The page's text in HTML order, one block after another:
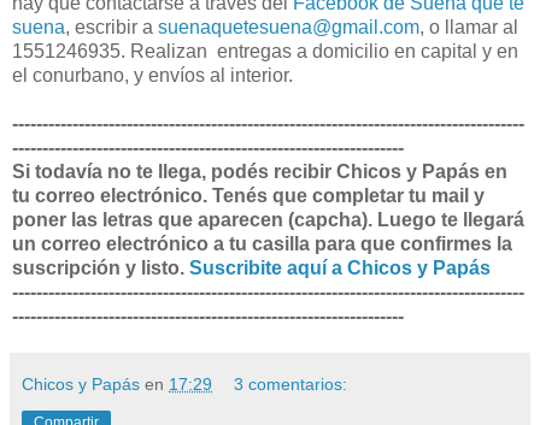
suena, escribir a suenaquetesuena@gmail.com, o llamar al
1551246935. Realizan entregas a domicilio en capital y en
el conurbano, y envíos al interior.
-------------------------------------------------------------------------------------
-----------------------------------------------------------------
Si todavía no te llega, podés recibir Chicos y Papás en
tu correo electrónico. Tenés que completar tu mail y
poner las letras que aparecen (capcha). Luego te llegará
un correo electrónico a tu casilla para que confirmes la
suscripción y listo. Suscribite aquí a Chicos y Papás
-------------------------------------------------------------------------------------
-----------------------------------------------------------------
Chicos y Papás en 17:29 3 comentarios: